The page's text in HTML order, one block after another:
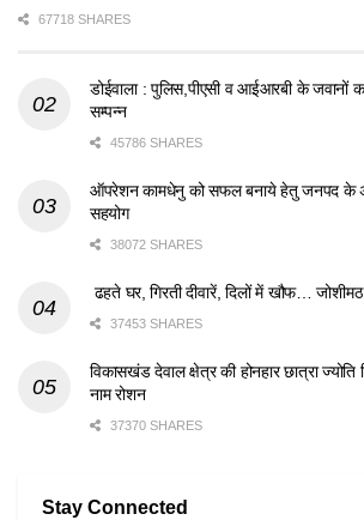
67718 SHARES
डोईवाला : पुलिस,पीएसी व आईआरबी के जवानों
सम्पन्न
45786 SHARES
ऑपरेशन कामधेनु को सफल बनाये हेतु जनपद के
सहयोग
38072 SHARES
ढहते घर, गिरती दीवारें, दिलों में खौफ… जोशीमठ
37453 SHARES
विकासखंड देवाल क्षेत्र की होनहार छात्रा ज्योति
नाम रोशन
37370 SHARES
Stay Connected